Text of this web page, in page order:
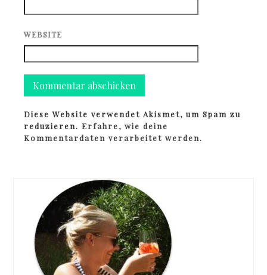
WEBSITE
Diese Website verwendet Akismet, um Spam zu
reduzieren.Erfahre, wie deine
Kommentardaten verarbeitet werden.